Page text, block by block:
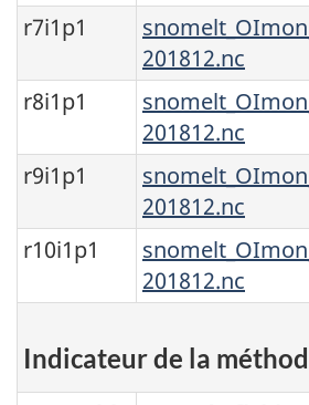
r7i1p1
201812.nc
r8i1p1
201812.nc
r9i1p1
201812.nc
r10i1p1
201812.nc
Indicateur de la